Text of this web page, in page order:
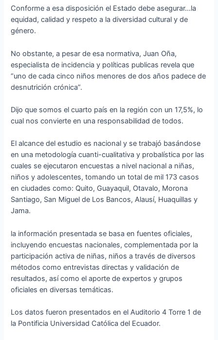
Conforme a esa disposición el Estado debe asegurar…la
equidad, calidad y respeto a la diversidad cultural y de
género.
No obstante, a pesar de esa normativa, Juan Oña,
especialista de incidencia y políticas publicas revela que
“uno de cada cinco niños menores de dos años padece de
desnutrición crónica”.
Dijo que somos el cuarto país en la región con un 17,5%, lo
cual nos convierte en una responsabilidad de todos.
El alcance del estudio es nacional y se trabajó basándose
en una metodología cuanti-cualitativa y probalística por las
cuales se ejecutaron encuestas a nivel nacional a niñas,
niños y adolescentes, tomando un total de mil 173 casos
en ciudades como: Quito, Guayaquil, Otavalo, Morona
Santiago, San Miguel de Los Bancos, Alausí, Huaquillas y
Jama.
la información presentada se basa en fuentes oficiales,
incluyendo encuestas nacionales, complementada por la
participación activa de niñas, niños a través de diversos
métodos como entrevistas directas y validación de
resultados, así como el aporte de expertos y grupos
oficiales en diversas temáticas.
Los datos fueron presentados en el Auditorio 4 Torre 1 de
la Pontificia Universidad Católica del Ecuador.